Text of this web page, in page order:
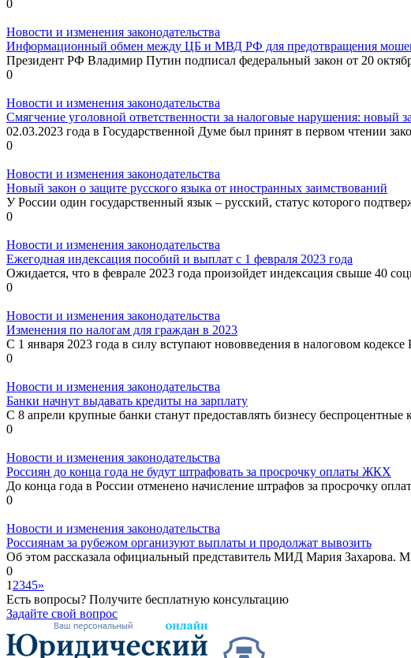
0
Новости и изменения законодательства
Информационный обмен между ЦБ и МВД РФ для предотвращения
Президент РФ Владимир Путин подписал федеральный закон от 20
0
Новости и изменения законодательства
Смягчение уголовной ответственности за налоговые нарушения: новый
02.03.2023 года в Государственной Думе был принят в первом чтении
0
Новости и изменения законодательства
Новый закон о защите русского языка от иностранных заимствований
У России один государственный язык – русский, статус которого
0
Новости и изменения законодательства
Ежегодная индексация пособий и выплат с 1 февраля 2023 года
Ожидается, что в феврале 2023 года произойдет индексация свыше 40
0
Новости и изменения законодательства
Изменения по налогам для граждан в 2023
С 1 января 2023 года в силу вступают нововведения в налоговом
0
Новости и изменения законодательства
Банки начнут выдавать кредиты на зарплату
С 8 апрели крупные банки станут предоставлять бизнесу беспроцентные
0
Новости и изменения законодательства
Россиян до конца года не будут штрафовать за просрочку оплаты ЖКХ
До конца года в России отменено начисление штрафов за просрочку
0
Новости и изменения законодательства
Россиянам за рубежом организуют выплаты и продолжат вывозить
Об этом рассказала официальный представитель МИД Мария Захарова.
0
1 2345»
Есть вопросы? Получите бесплатную консультацию
Задайте свой вопрос